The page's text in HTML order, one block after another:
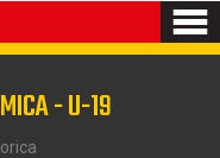
- U-19